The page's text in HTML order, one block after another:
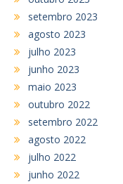
setembro 2023
agosto 2023
julho 2023
junho 2023
maio 2023
outubro 2022
setembro 2022
agosto 2022
julho 2022
junho 2022